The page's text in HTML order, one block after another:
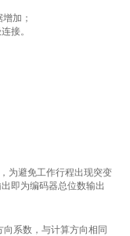
加；
接。
为避免工作行程出现突变
即为编码器总位数输出
向系数，与计算方向相同